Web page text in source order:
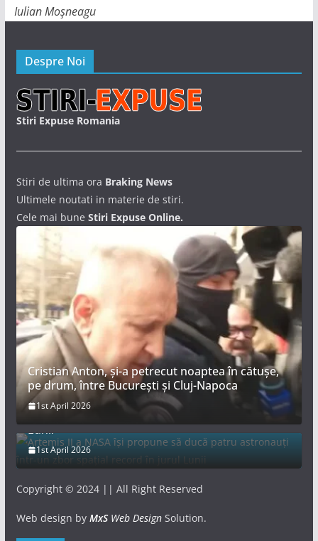
Iulian Moşneagu
Despre Noi
Stiri Expuse Romania
Stiri de ultima ora Braking News
Ultimele noutati in materie de stiri.
Cele mai bune Stiri Expuse Online.
Cristian Anton, și-a petrecut noaptea în cătușe,
pe drum, între București și Cluj-Napoca
1st April 2026
Artemis II a NASA își propune să ducă patru
astronauți într-un zbor spațial record în jurul
Lunii
1st April 2026
Copyright © 2024 || All Right Reserved
Web design by MxSWeb DesignSolution.